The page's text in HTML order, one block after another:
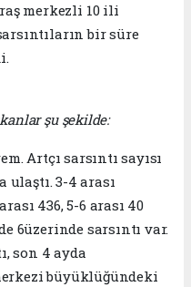
merkezli 10 ili
bir süre
şu şekilde:
Artçı sarsıntı sayısı
ulaştı. 3-4 arası
436, 5-6 arası 40
6üzerinde sarsıntı var.
son 4 ayda
büyüklüğündeki